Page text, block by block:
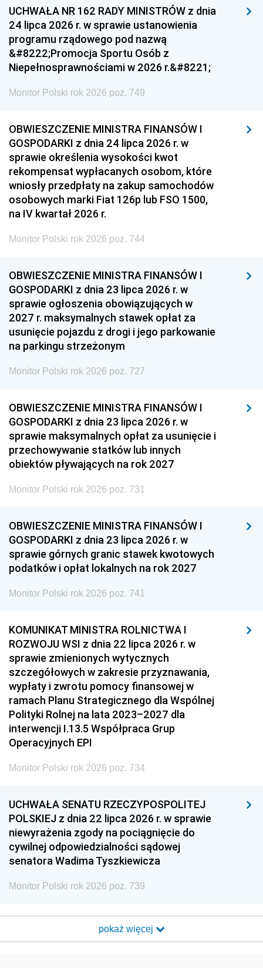
UCHWAŁA NR 162 RADY MINISTRÓW z dnia
24 lipca 2026 r. w sprawie ustanowienia
programu rządowego pod nazwą
&#8222;Promocja Sportu Osób z
Niepełnosprawnościami w 2026 r.&#8221;
Monitor Polski rok 2026 poz. 749
OBWIESZCZENIE MINISTRA FINANSÓW I
GOSPODARKI z dnia 24 lipca 2026 r. w
sprawie określenia wysokości kwot
rekompensat wypłacanych osobom, które
wniosły przedpłaty na zakup samochodów
osobowych marki Fiat 126p lub FSO 1500,
na IV kwartał 2026 r.
Monitor Polski rok 2026 poz. 744
OBWIESZCZENIE MINISTRA FINANSÓW I
GOSPODARKI z dnia 23 lipca 2026 r. w
sprawie ogłoszenia obowiązujących w
2027 r. maksymalnych stawek opłat za
usunięcie pojazdu z drogi i jego parkowanie
na parkingu strzeżonym
Monitor Polski rok 2026 poz. 727
OBWIESZCZENIE MINISTRA FINANSÓW I
GOSPODARKI z dnia 23 lipca 2026 r. w
sprawie maksymalnych opłat za usunięcie i
przechowywanie statków lub innych
obiektów pływających na rok 2027
Monitor Polski rok 2026 poz. 731
OBWIESZCZENIE MINISTRA FINANSÓW I
GOSPODARKI z dnia 23 lipca 2026 r. w
sprawie górnych granic stawek kwotowych
podatków i opłat lokalnych na rok 2027
Monitor Polski rok 2026 poz. 741
KOMUNIKAT MINISTRA ROLNICTWA I
ROZWOJU WSI z dnia 22 lipca 2026 r. w
sprawie zmienionych wytycznych
szczegółowych w zakresie przyznawania,
wypłaty i zwrotu pomocy finansowej w
ramach Planu Strategicznego dla Wspólnej
Polityki Rolnej na lata 2023–2027 dla
interwencji I.13.5 Współpraca Grup
Operacyjnych EPI
Monitor Polski rok 2026 poz. 734
UCHWAŁA SENATU RZECZYPOSPOLITEJ
POLSKIEJ z dnia 22 lipca 2026 r. w sprawie
niewyrażenia zgody na pociągnięcie do
cywilnej odpowiedzialności sądowej
senatora Wadima Tyszkiewicza
Monitor Polski rok 2026 poz. 739
pokaż więcej